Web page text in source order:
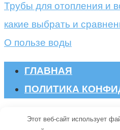
Трубы для отопления и
какие выбрать и
О пользе воды
ГЛАВНАЯ
ПОЛИТИКА
© 2026 Oskada.ru
Этот веб-сайт использует